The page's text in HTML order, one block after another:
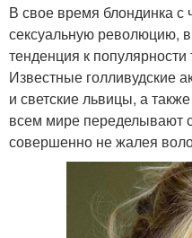
В свое время блондинка с
сексуальную революцию,
тенденция к популярности
Известные голливудские
и светские львицы, а
всем мире переделывают
совершенно не жалея